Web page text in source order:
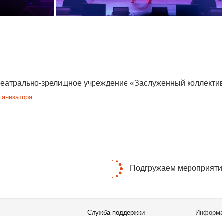
зрелищное учреждение «Заслуженный
Подгружаем
Служба поддержки